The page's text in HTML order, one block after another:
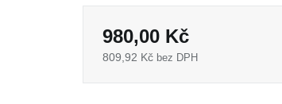
980,00 Kč
809,92 Kč bez DPH